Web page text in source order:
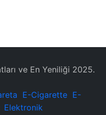
ve En Yeniliği 2025.
E-Cigarette E-
Elektronik